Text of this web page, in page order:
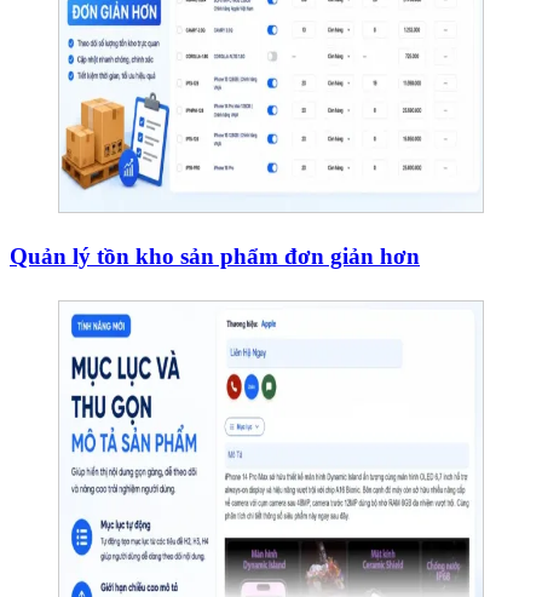
Quản lý tồn kho sản phẩm đơn giản hơn